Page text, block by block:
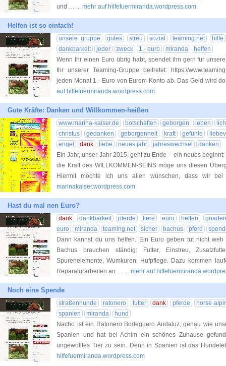
und … ... mehr auf hilfefuermiranda.wordpress.com
Helfen ist so einfach!
unsere gruppe gutes streu sozial teaming.net
hilfe
dankbarkeit
jeder zweck 1.- euro miranda
helfen
Wenn Ihr einen Euro übrig habt, spendet ihn gern für
Ihr unserer Teaming-Gruppe beitretet: https://
jeden Monat 1.- Euro von Eurem Konto ab. Das Geld wird
auf hilfefuermiranda.wordpress.com
Gute Kräfte: Danken und Willkommen-heißen
www.marina-kaiser.de botschaften geborgen leben
christus
gedanken geborgenheit kraft gefühle
engel
dank liebe neues jahr jahreswechsel
danken
Ein Jahr, unser Jahr 2015, geht zu Ende – ein neues
die Kraft des WILLKOMMEN-SEINS möge uns diesen
Hiermit möchte ich uns allen wünschen, dass wir
marinakaiser.wordpress.com
Hast du mal nen Euro?
dank dankbarkeit pferde tiere euro helfen
euro
miranda teaming.net sicher bachus pferd
Dann kannst du uns helfen. Ein Euro geben tut nicht
Bachus brauchen ständig: Futter, Einstreu,
Spurenelemente, Wumkuren, Hufpflege. Dazu kommen
Reparaturarbeiten an … ... mehr auf
Noch eine Spende
straßenhunde ratonero futter dank pferde
horse
spanien
miranda
hund
Nacho ist ein Ratonero Bodeguero Andaluz, genau wie
Spanien und hat bei Achim ein schönes Zuhause
ungewolltes Tier zu sein. Denn in Spanien ist das
hilfefuermiranda.wordpress.com